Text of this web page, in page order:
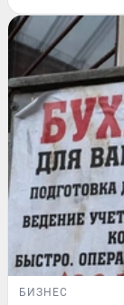
БИЗНЕС